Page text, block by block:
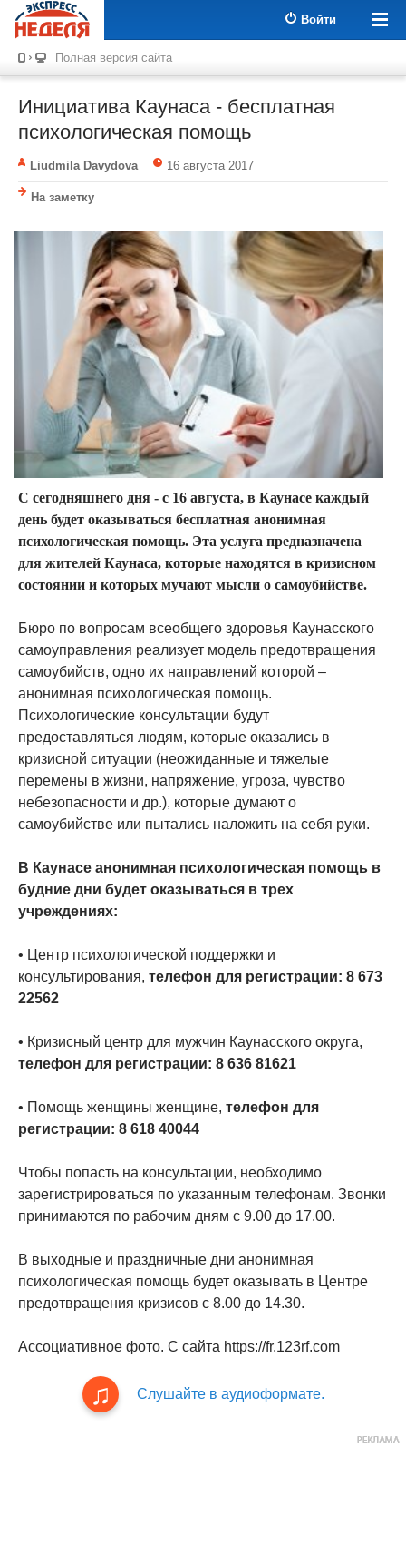
Войти
Полная версия сайта
Инициатива Каунаса - бесплатная
психологическая помощь
Liudmila Davydova 16 августа 2017
На заметку
С сегодняшнего дня - с 16 августа, в Каунасе каждый
день будет оказываться бесплатная анонимная
психологическая помощь. Эта услуга предназначена
для жителей Каунаса, которые находятся в кризисном
состоянии и которых мучают мысли о самоубийстве.
Бюро по вопросам всеобщего здоровья Каунасского
самоуправления реализует модель предотвращения
самоубийств, одно их направлений которой –
анонимная психологическая помощь.
Психологические консультации будут
предоставляться людям, которые оказались в
кризисной ситуации (неожиданные и тяжелые
перемены в жизни, напряжение, угроза, чувство
небезопасности и др.), которые думают о
самоубийстве или пытались наложить на себя руки.
В Каунасе анонимная психологическая помощь в
будние дни будет оказываться в трех
учреждениях:
• Центр психологической поддержки и
консультирования, телефон для регистрации: 8 673
22562
• Кризисный центр для мужчин Каунасского округа,
телефон для регистрации: 8 636 81621
• Помощь женщины женщине, телефон для
регистрации: 8 618 40044
Чтобы попасть на консультации, необходимо
зарегистрироваться по указанным телефонам. Звонки
принимаются по рабочим дням с 9.00 до 17.00.
В выходные и праздничные дни анонимная
психологическая помощь будет оказывать в Центре
предотвращения кризисов с 8.00 до 14.30.
Ассоциативное фото. С сайта https://fr.123rf.com
Слушайте в аудиоформате.